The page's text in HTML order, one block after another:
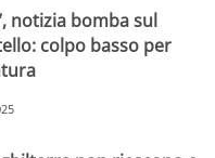
notizia bomba sul
colpo basso per